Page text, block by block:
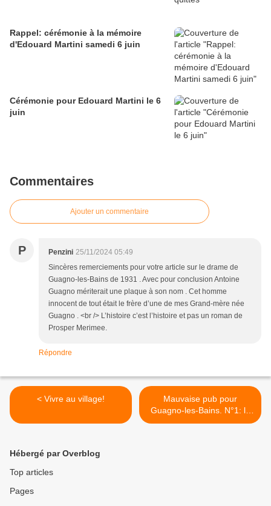
Rappel: cérémonie à la mémoire
d'Edouard Martini samedi 6 juin
Cérémonie pour Edouard Martini le 6
juin
Commentaires
Ajouter un commentaire
P Penzini 25/11/2024 05:49
Sincères remerciements pour votre article sur le drame de
Guagno-les-Bains de 1931 . Avec pour conclusion Antoine
Guagno mériterait une plaque à son nom . Cet homme
innocent de tout était le frère d’une de mes Grand-mère née
Guagno . <br /> L’histoire c’est l’histoire et pas un roman de
Prosper Merimee.
Répondre
< Vivre au village!
Mauvaise pub pour
Guagno-les-Bains. N°1: la
folle agression >
Hébergé par Overblog
Top articles
Pages